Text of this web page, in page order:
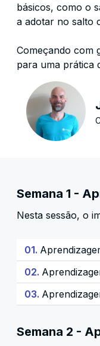
básicos, como o
a adotar no salto
Começando com
para uma prática
Semana 1 -
Nesta sessão, o
01.
02.
03.
Semana 2 -